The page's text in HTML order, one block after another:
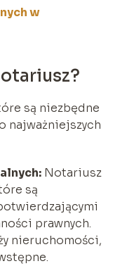
w
są niezbędne
najważniejszych
Notariusz
są
prawnych.
nieruchomości,